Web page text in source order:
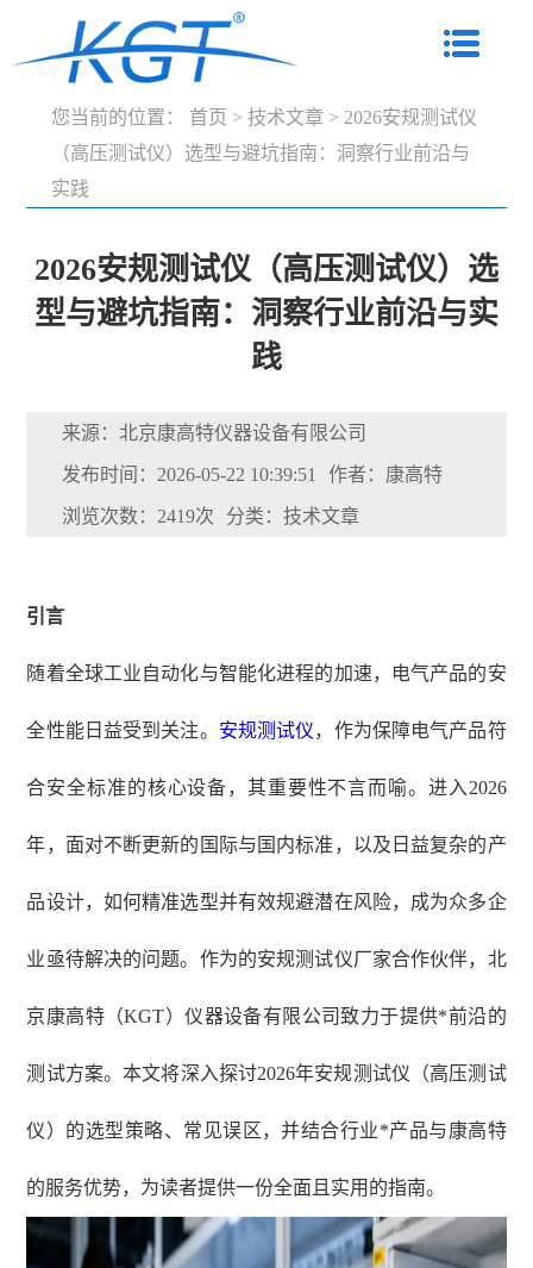
您当前的位置： 首页 > 技术文章 > 2026安规测试仪
（高压测试仪）选型与避坑指南：洞察行业前沿与
实践
2026安规测试仪（高压测试仪）选
型与避坑指南：洞察行业前沿与实
践
来源：北京康高特仪器设备有限公司
发布时间：2026-05-22 10:39:51 作者：康高特
浏览次数：2419次 分类：技术文章
引言
随着全球工业自动化与智能化进程的加速，电气产品的安
全性能日益受到关注。 安规测试仪，作为保障电气产品符
合安全标准的核心设备，其重要性不言而喻。进入 2026
年，面对不断更新的国际与国内标准，以及日益复杂的产
品设计，如何精准选型并有效规避潜在风险，成为众多企
业亟待解决的问题。作为的安规测试仪厂家合作伙伴，北
京康高特（KGT）仪器设备有限公司致力于提供*前沿的
测试方案。本文将深入探讨2026年安规测试仪（高压测试
仪）的选型策略、常见误区，并结合行业*产品与康高特
的服务优势，为读者提供一份全面且实用的指南。